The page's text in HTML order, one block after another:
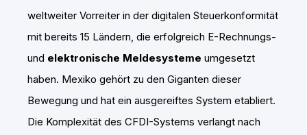
weltweiter Vorreiter in der digitalen Steuerkonformität
mit bereits 15 Ländern, die erfolgreich E-Rechnungs-
und elektronische Meldesysteme umgesetzt
haben. Mexiko gehört zu den Giganten dieser
Bewegung und hat ein ausgereiftes System etabliert.
Die Komplexität des CFDI-Systems verlangt nach